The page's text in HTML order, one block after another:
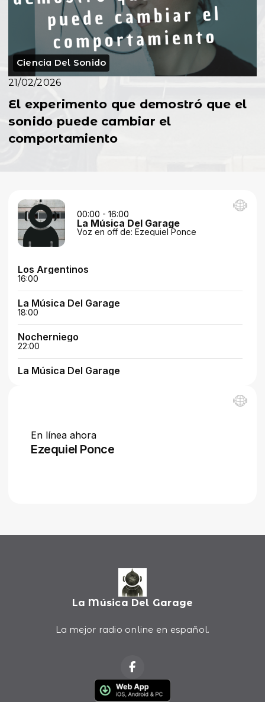
Ciencia Del Sonido
21/02/2026
El experimento que demostró que el
sonido puede cambiar el
comportamiento
La Música Del Garage
La mejor radio online en español.